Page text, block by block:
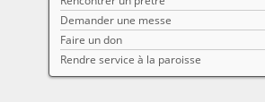
Demander une messe
Faire un don
Rendre service à la paroisse